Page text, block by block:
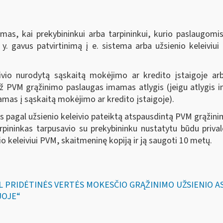
kai prekybininkui arba tarpininkui, kurio
gavus patvirtinimą į e. sistema arba užsienio
nurodytą sąskaitą mokėjimo ar kredito įstaigoje
PVM grąžinimo paslaugas imamas atlygis (jeigu
į sąskaitą mokėjimo ar kredito įstaigoje).
pagal užsienio keleivio pateiktą atspausdintą PVM
tarpusavio su prekybininku nustatytu būdu
keleiviui PVM, skaitmeninę kopiją ir ją saugoti 10 metų.
VERTĖS MOKESČIO GRĄŽINIMO UŽSIENIO